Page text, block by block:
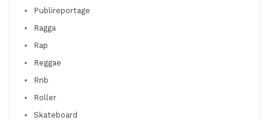
Publireportage
Ragga
Rap
Reggae
Rnb
Roller
Skateboard